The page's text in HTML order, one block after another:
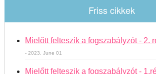
Friss cikkek
Mielőtt felteszik a fogszabályzót - 2.
- 2023. June 01
Mielőtt felteszik a fogszabályzót -